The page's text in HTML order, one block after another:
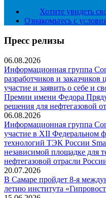
Хотите увидеть
Ознакомьтесь с
Пресс релизы
06.08.2026
Информационная группа
разработчиков и
участие и заявить о себе и
Премии имени Федора
решения для нефтегазовой
06.08.2026
Информационная группа
участие в XII Федеральном
технологий ТЭК России
независимой площадке для
нефтегазовой отрасли
20.07.2026
В Самаре пройдет 8-я
летию института